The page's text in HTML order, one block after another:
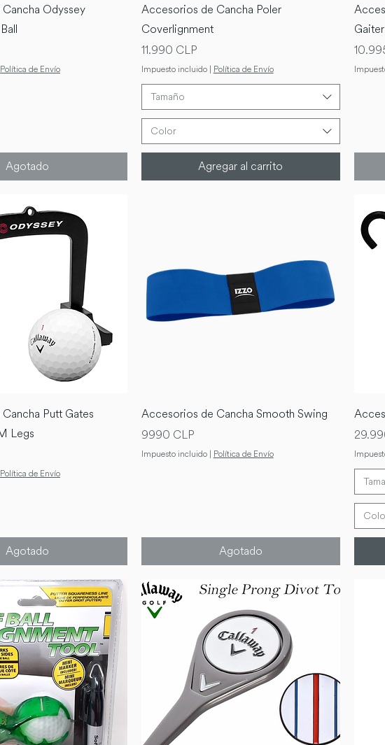
Odyssey
Política de Envío
Agotado
Accesorios de Cancha Poler
Coverlignment
Precio
11.990 CLP
Impuesto incluido| Política de Envío
Tamaño
Color
Agregar al carrito
Gaiter
Putt Gates
Legs
Política de Envío
Agotado
Accesorios de Cancha Smooth Swing
Precio
9990 CLP
Impuesto incluido| Política de Envío
Agotado